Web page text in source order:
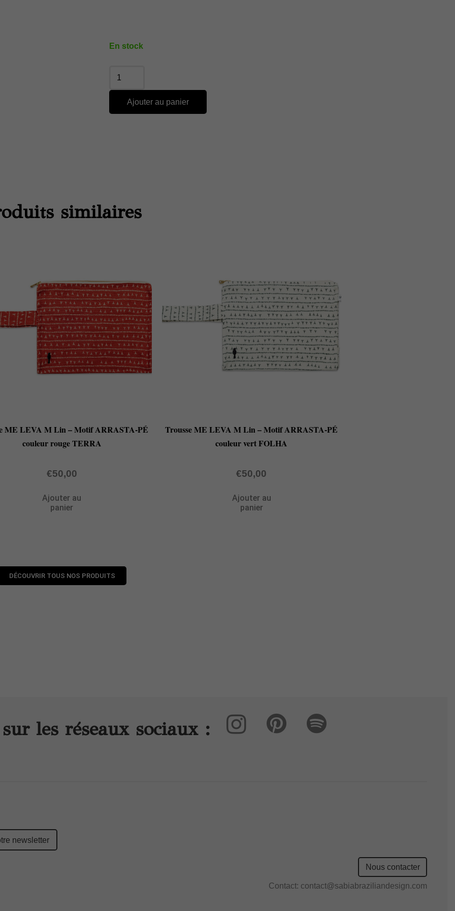
En stock
Ajouter au panier
similaires
ME LEVA M Lin – Motif ARRASTA-PÉ
couleur rouge TERRA
€50,00
Ajouter au
panier
Trousse ME LEVA M Lin – Motif ARRASTA-PÉ
couleur vert FOLHA
€50,00
Ajouter au
panier
DÉCOUVRIR TOUS NOS PRODUITS
les réseaux sociaux :
Nous contacter
Contact: contact@sabiabraziliandesign.com